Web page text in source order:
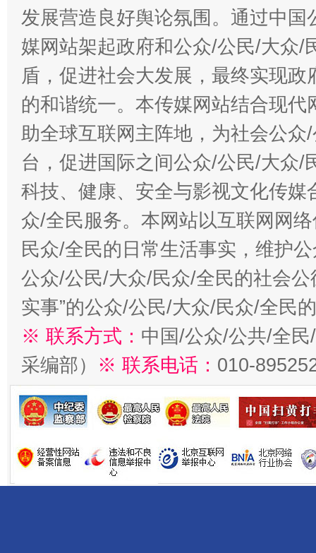
发展营造良好舆论氛围。通过中
媒网站架起政府和公众/公民/大众/
盾，促进社会大发展，最终实现
的和谐统一。本传媒网站结合现
助全球互联网主阵地，为社会公
台，促进国际之间公众/公民/大众/
科技、健康、安全与影视文化传
众/全民服务。本网站以互联网网
民众/全民的日常生活事实，维护
公众/公民/大众/民众/全民的社会公
实事”的公众/公民/大众/民众/全民
※ 联系方式： 中国/公众/公共/全
采编部） ※ 联系电话： 010-